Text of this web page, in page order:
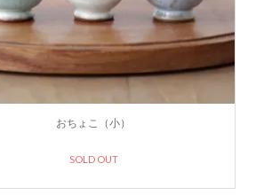
おちょこ（小）
SOLD OUT